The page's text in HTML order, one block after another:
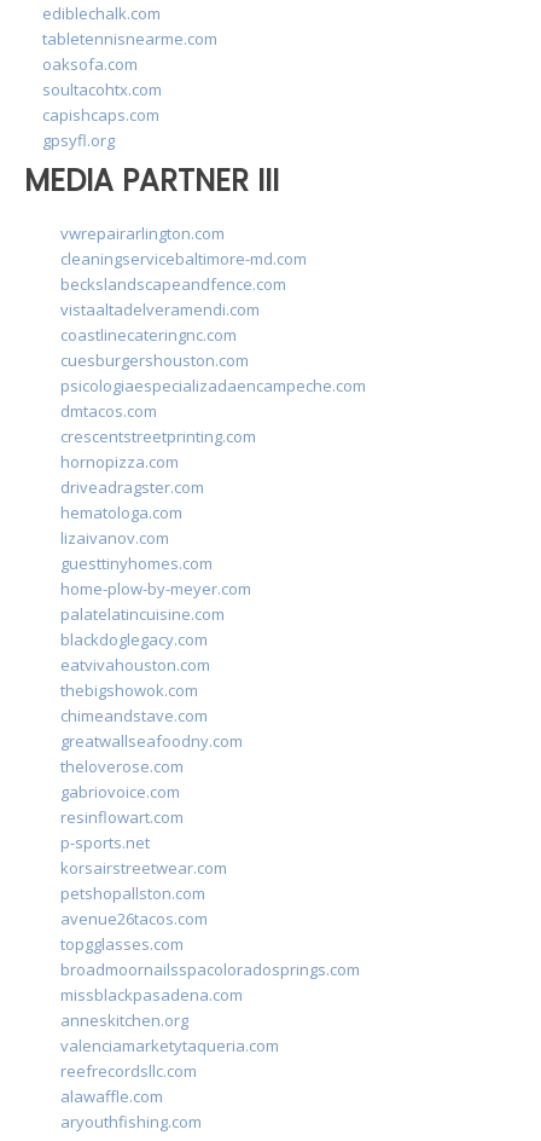
ediblechalk.com
tabletennisnearme.com
oaksofa.com
soultacohtx.com
capishcaps.com
gpsyfl.org
MEDIA PARTNER III
vwrepairarlington.com
cleaningservicebaltimore-md.com
beckslandscapeandfence.com
vistaaltadelveramendi.com
coastlinecateringnc.com
cuesburgershouston.com
psicologiaespecializadaencampeche.com
dmtacos.com
crescentstreetprinting.com
hornopizza.com
driveadragster.com
hematologa.com
lizaivanov.com
guesttinyhomes.com
home-plow-by-meyer.com
palatelatincuisine.com
blackdoglegacy.com
eatvivahouston.com
thebigshowok.com
chimeandstave.com
greatwallseafoodny.com
theloverose.com
gabriovoice.com
resinflowart.com
p-sports.net
korsairstreetwear.com
petshopallston.com
avenue26tacos.com
topgglasses.com
broadmoornailsspacoloradosprings.com
missblackpasadena.com
anneskitchen.org
valenciamarketytaqueria.com
reefrecordsllc.com
alawaffle.com
aryouthfishing.com